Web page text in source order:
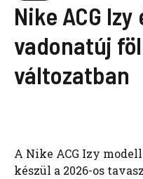
Nike ACG
vadonatúj
változatban
A Nike ACG Izy
készül a 2026-os